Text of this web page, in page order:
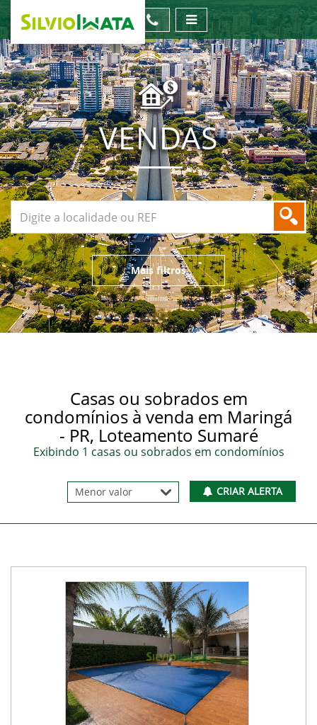
VENDAS
Mais filtros
Casas ou sobrados em
condomínios à venda em Maringá
- PR, Loteamento Sumaré
Exibindo 1 casas ou sobrados em condomínios
CRIAR ALERTA